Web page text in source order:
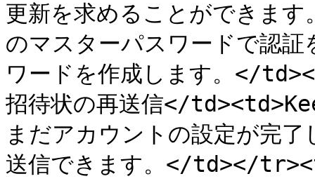
更新を求めることができま
のマスターパスワードで認
ワードを作成します。
招待状の再送信</
まだアカウントの設定が完
送信できます。</td></